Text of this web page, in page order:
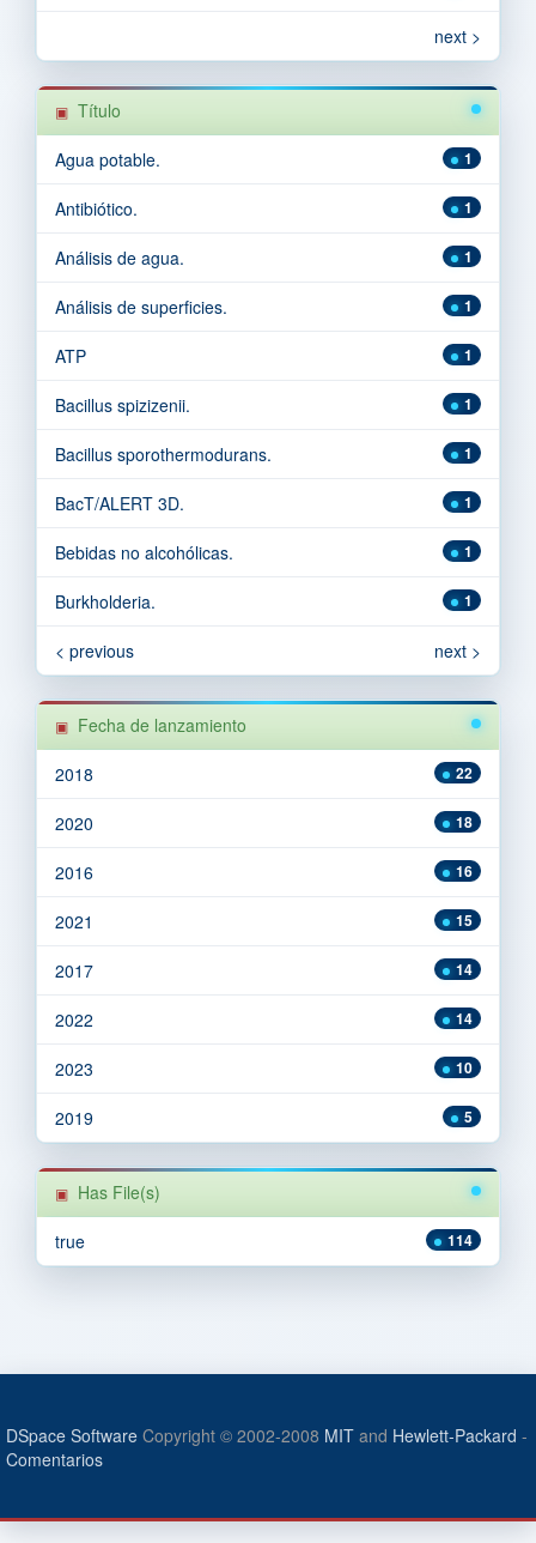
next >
Título
1
Agua potable.
1
Antibiótico.
1
Análisis de agua.
1
Análisis de superficies.
1
ATP
1
Bacillus spizizenii.
1
Bacillus sporothermodurans.
1
BacT/ALERT 3D.
1
Bebidas no alcohólicas.
1
Burkholderia.
< previous next >
Fecha de lanzamiento
22
2018
18
2020
16
2016
15
2021
14
2017
14
2022
10
2023
5
2019
Has File(s)
114
true
DSpace Software Copyright © 2002-2008 MIT and Hewlett-Packard -
Comentarios